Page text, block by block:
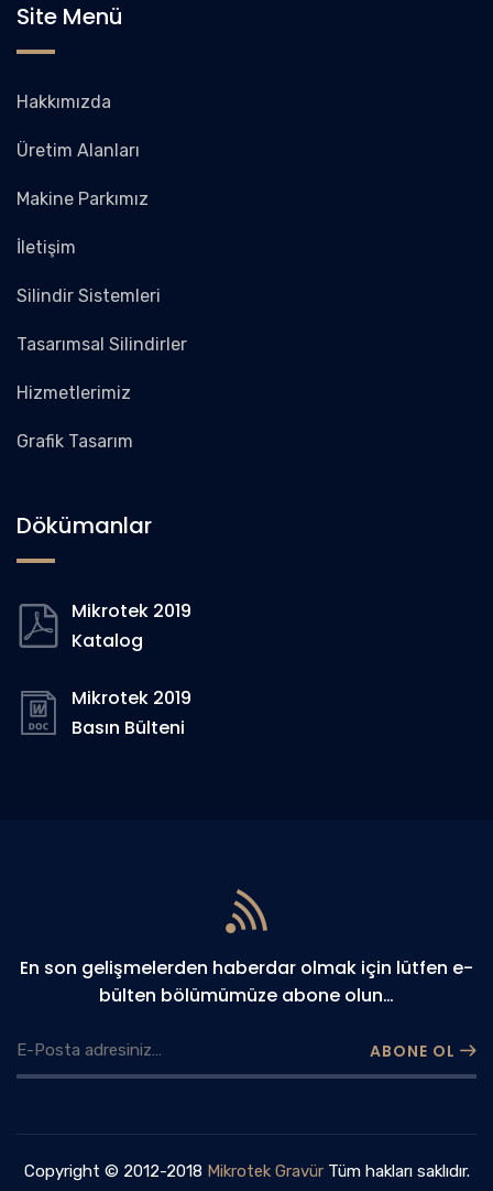
Site Menü
Hakkımızda
Üretim Alanları
Makine Parkımız
İletişim
Silindir Sistemleri
Tasarımsal Silindirler
Hizmetlerimiz
Grafik Tasarım
Dökümanlar
Mikrotek 2019
Katalog
Mikrotek 2019
Basın Bülteni
En son gelişmelerden haberdar olmak için lütfen e-
bülten bölümümüze abone olun…
ABONE OL
Copyright © 2012-2018 Mikrotek GravürTüm hakları saklıdır.